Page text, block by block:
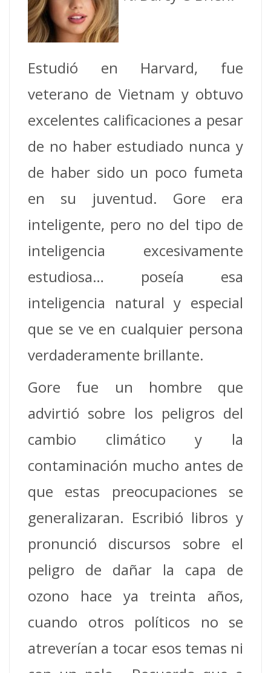
Estudió en Harvard, fue
veterano de Vietnam y obtuvo
excelentes calificaciones a pesar
de no haber estudiado nunca y
de haber sido un poco fumeta
en su juventud. Gore era
inteligente, pero no del tipo de
inteligencia excesivamente
estudiosa… poseía esa
inteligencia natural y especial
que se ve en cualquier persona
verdaderamente brillante.
Gore fue un hombre que
advirtió sobre los peligros del
cambio climático y la
contaminación mucho antes de
que estas preocupaciones se
generalizaran. Escribió libros y
pronunció discursos sobre el
peligro de dañar la capa de
ozono hace ya treinta años,
cuando otros políticos no se
atreverían a tocar esos temas ni